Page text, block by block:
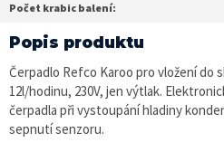
Počet krabic balení:
Popis produktu
Čerpadlo Refco Karoo pro vložení do
12l/hodinu, 230V, jen výtlak.
čerpadla při vystoupání hladiny
sepnutí senzoru.